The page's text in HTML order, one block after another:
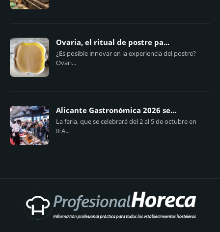
Ovaria, el ritual de postre pa...
¿Es posible innovar en la experiencia del postre?
Ovari...
Alicante Gastronómica 2026 se...
La feria, que se celebrará del 2 al 5 de octubre en
IFA...